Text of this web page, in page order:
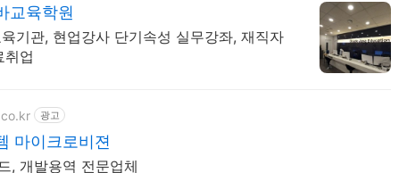
교육학원
기관, 현업강사 단기속성 실무강좌, 재직자
취업
광고
마이크로비젼
, 개발용역 전문업체